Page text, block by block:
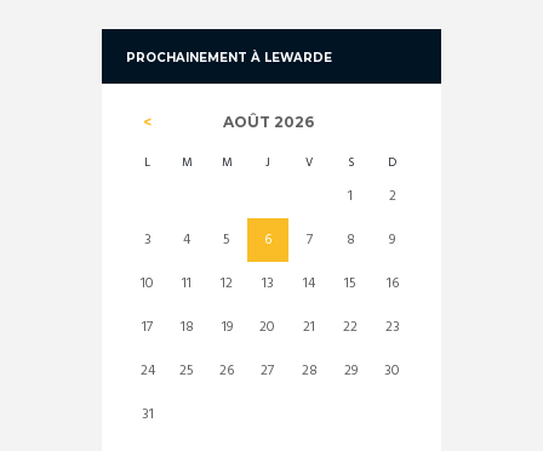
PROCHAINEMENT À LEWARDE
AOÛT 2026
L M M J V S D
1
2
3
4 5 6 7 8
9
10
11 12 13 14 15
16
17
18 19 20 21 22
23
24
25 26 27 28 29
30
31